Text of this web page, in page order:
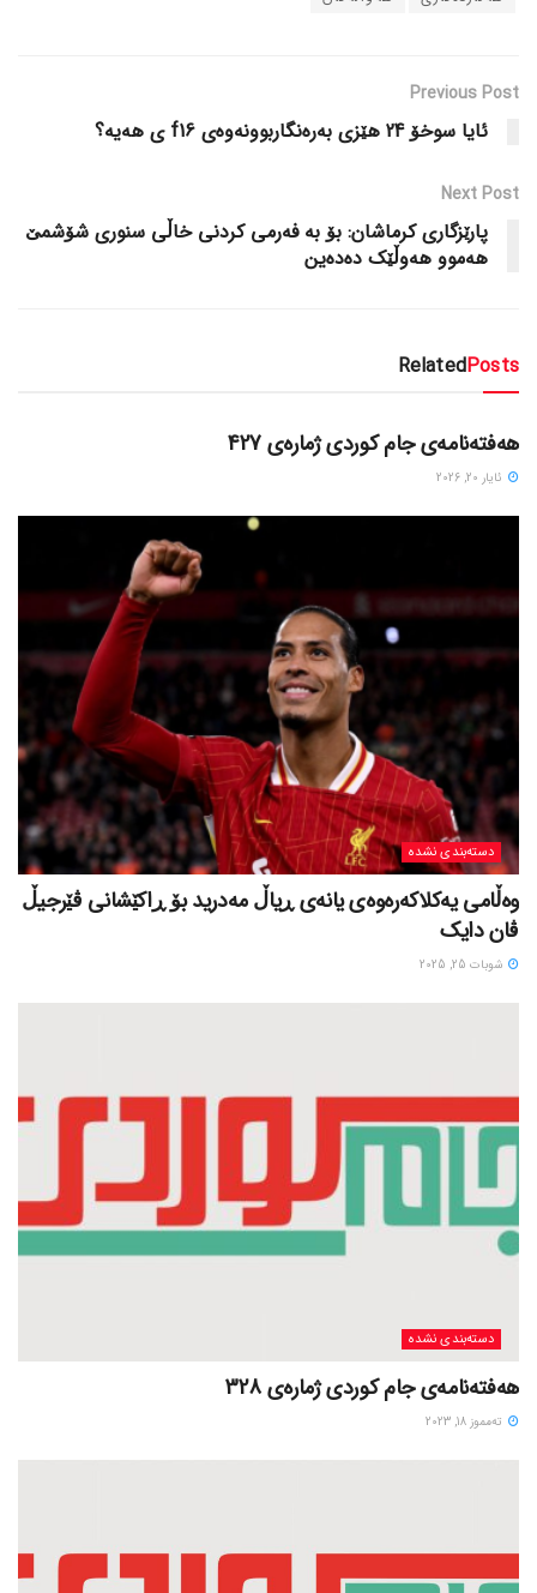
Previous Post
ئایا سوخۆ 24 هێزی به‌ره‌نگاربوونه‌وه‌ی f16 ی هه‌یه‌؟
Next Post
پارێزگاری کرماشان: بۆ به‌ فه‌رمی کردنی خاڵی سنوری شۆشمێ
هه‌موو هه‌وڵێک ده‌ده‌ین
RelatedPosts
دسته‌بندی نشده
هەفتەنامەی جام کوردی ژمارەی 427
ئایار 20, 2026
دسته‌بندی نشده
وەڵامی یەکلاکەرەوەی یانەی ڕیاڵ مەدرید بۆ ڕاکێشانی ڤێرجیڵ
ڤان دایک
شوبات 25, 2025
دسته‌بندی نشده
هەفتەنامەی جام کوردی ژمارەی 328
ته‌مموز 18, 2023